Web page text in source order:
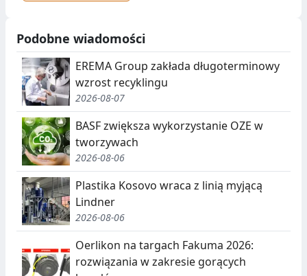
Podobne wiadomości
EREMA Group zakłada długoterminowy
wzrost recyklingu
2026-08-07
BASF zwiększa wykorzystanie OZE w
tworzywach
2026-08-06
Plastika Kosovo wraca z linią myjącą
Lindner
2026-08-06
Oerlikon na targach Fakuma 2026:
rozwiązania w zakresie gorących